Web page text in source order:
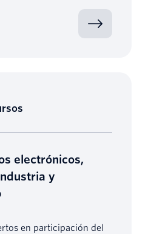
electrónicos,
y
en participación del